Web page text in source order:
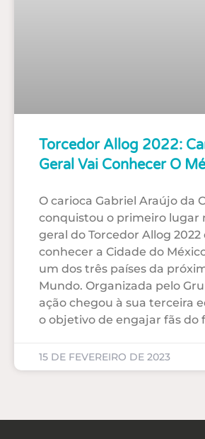
Torcedor Allog 2022:
Geral Vai Conhecer O
O carioca Gabriel Araújo da
conquistou o primeiro lugar
geral do Torcedor Allog 2022
conhecer a Cidade do
um dos três países da
Mundo. Organizada pelo
ação chegou à sua terceira
o objetivo de engajar fãs do
15 DE FEVEREIRO DE 2023